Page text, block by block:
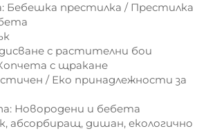
Бебешка престилка / Престилка
с растителни бои
с щракане
/ Еко принадлежности за
Новородени и бебета
абсорбиращ, дишан, екологично